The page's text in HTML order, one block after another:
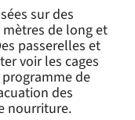
sur des
de long et
passerelles et
voir les cages
de
des
nourriture.